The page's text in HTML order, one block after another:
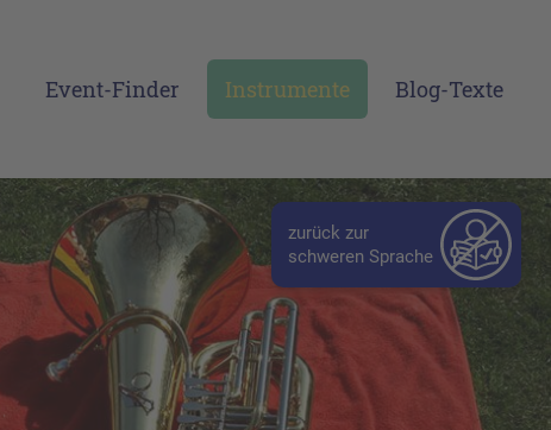
zurück zur
schweren Sprache
Event-Finder Instrumente Blog-Texte